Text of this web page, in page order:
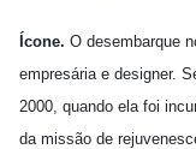
Ícone. O desembarque
empresária e designer.
2000, quando ela foi
da missão de